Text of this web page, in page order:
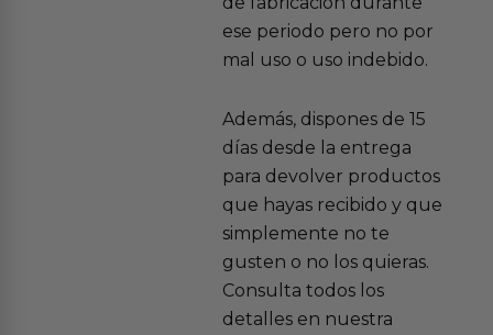
ese periodo pero no por
mal uso o uso indebido.
Además, dispones de 15
días desde la entrega
para devolver productos
que hayas recibido y que
simplemente no te
gusten o no los quieras.
Consulta todos los
detalles en nuestra